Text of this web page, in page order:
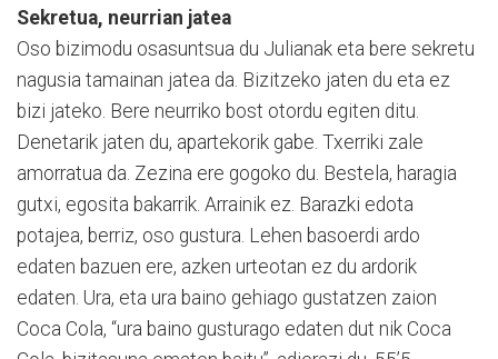
Sekretua, neurrian jatea
Oso bizimodu osasuntsua du Julianak eta bere sekretu
nagusia tamainan jatea da. Bizitzeko jaten du eta ez
bizi jateko. Bere neurriko bost otordu egiten ditu.
Denetarik jaten du, apartekorik gabe. Txerriki zale
amorratua da. Zezina ere gogoko du. Bestela, haragia
gutxi, egosita bakarrik. Arrainik ez. Barazki edota
potajea, berriz, oso gustura. Lehen basoerdi ardo
edaten bazuen ere, azken urteotan ez du ardorik
edaten. Ura, eta ura baino gehiago gustatzen zaion
Coca Cola, “ura baino gusturago edaten dut nik Coca